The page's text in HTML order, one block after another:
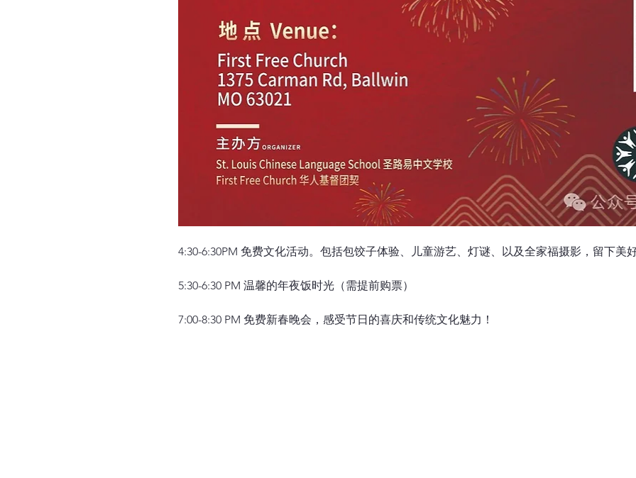
4:30-6:30PM 免费文化活动。包括包饺子体验、儿童游艺、灯谜、以及全家福摄影，留下美
5:30-6:30 PM 温馨的年夜饭时光（需提前购票）
7:00-8:30 PM 免费新春晚会，感受节日的喜庆和传统文化魅力！